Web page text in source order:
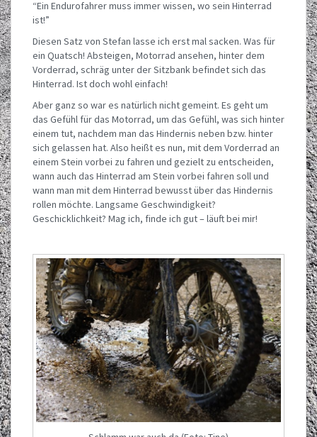
“Ein Endurofahrer muss immer wissen, wo sein Hinterrad
ist!”
Diesen Satz von Stefan lasse ich erst mal sacken. Was für
ein Quatsch! Absteigen, Motorrad ansehen, hinter dem
Vorderrad, schräg unter der Sitzbank befindet sich das
Hinterrad. Ist doch wohl einfach!
Aber ganz so war es natürlich nicht gemeint. Es geht um
das Gefühl für das Motorrad, um das Gefühl, was sich hinter
einem tut, nachdem man das Hindernis neben bzw. hinter
sich gelassen hat. Also heißt es nun, mit dem Vorderrad an
einem Stein vorbei zu fahren und gezielt zu entscheiden,
wann auch das Hinterrad am Stein vorbei fahren soll und
wann man mit dem Hinterrad bewusst über das Hindernis
rollen möchte. Langsame Geschwindigkeit?
Geschicklichkeit? Mag ich, finde ich gut – läuft bei mir!